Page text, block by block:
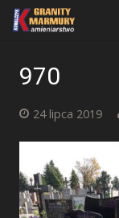
Realizacje
Kontakt
970
24 lipca 2019